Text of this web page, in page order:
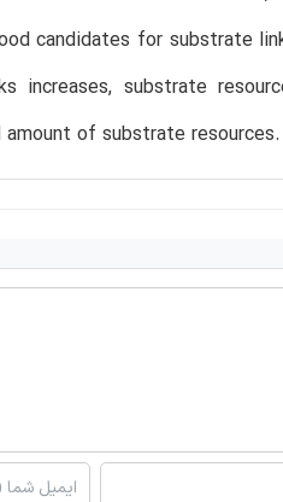
candidates for substrate
substrate
of substrate resources.